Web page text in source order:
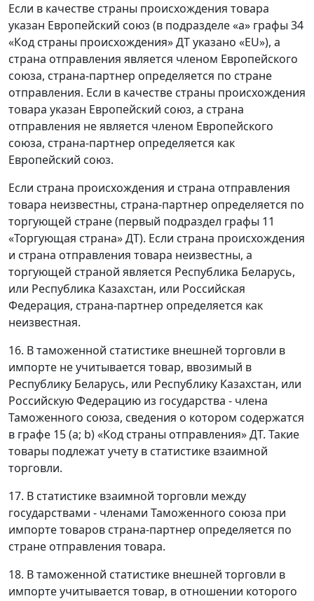
Если в качестве страны происхождения товара
указан Европейский союз (в подразделе «а» графы 34
«Код страны происхождения» ДТ указано «EU»), а
страна отправления является членом Европейского
союза, страна-партнер определяется по стране
отправления. Если в качестве страны происхождения
товара указан Европейский союз, а страна
отправления не является членом Европейского
союза, страна-партнер определяется как
Европейский союз.
Если страна происхождения и страна отправления
товара неизвестны, страна-партнер определяется по
торгующей стране (первый подраздел графы 11
«Торгующая страна» ДТ). Если страна происхождения
и страна отправления товара неизвестны, а
торгующей страной является Республика Беларусь,
или Республика Казахстан, или Российская
Федерация, страна-партнер определяется как
неизвестная.
16. В таможенной статистике внешней торговли в
импорте не учитывается товар, ввозимый в
Республику Беларусь, или Республику Казахстан, или
Российскую Федерацию из государства - члена
Таможенного союза, сведения о котором содержатся
в графе 15 (a; b) «Код страны отправления» ДТ. Такие
товары подлежат учету в статистике взаимной
торговли.
17. В статистике взаимной торговли между
государствами - членами Таможенного союза при
импорте товаров страна-партнер определяется по
стране отправления товара.
18. В таможенной статистике внешней торговли в
импорте учитывается товар, в отношении которого